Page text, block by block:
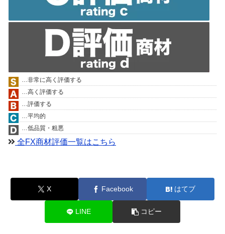
…非常に高く評価する
…高く評価する
…評価する
…平均的
…低品質・粗悪
全FX商材評価一覧はこちら
X Facebook はてブ
LINE コピー